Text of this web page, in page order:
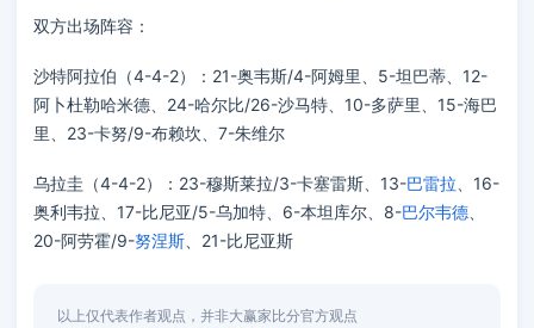
双方出场阵容：
沙特阿拉伯（4-4-2）：21-奥韦斯/4-阿姆里、5-坦巴蒂、12-
阿卜杜勒哈米德、24-哈尔比/26-沙马特、10-多萨里、15-海巴
里、23-卡努/9-布赖坎、7-朱维尔
乌拉圭（4-4-2）：23-穆斯莱拉/3-卡塞雷斯、13-巴雷拉 、16-
奥利韦拉、17-比尼亚/5-乌加特、6-本坦库尔、8-巴尔韦德
20-阿劳霍/9-努涅斯 、21-比尼亚斯
以上仅代表作者观点，并非大赢家比分官方观点